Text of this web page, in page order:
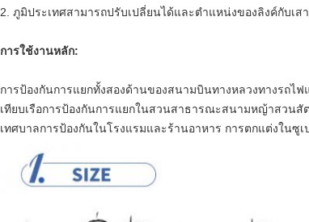
2. ภูมิประเทศสามารถปรับเปลี่ยนได้และตำแหน่งของลิงค์กับเ
การใช้งานหลัก:
การป้องกันการแยกทั้งสองด้านของสนามบินทางหลวงทางรถ
เทียบเรือการป้องกันการแยกในสวนสาธารณะสนามหญ้าสวน
เทศบาลการป้องกันในโรงแรมและร้านอาหาร การตกแต่งในซูเ